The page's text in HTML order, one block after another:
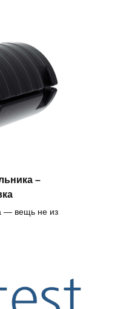
–
— вещь не из